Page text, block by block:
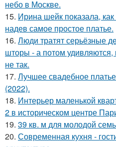
небо в Москве.
15. Ирина шейк показала,
надев самое простое платье.
16. Люди тратят серьёзные
шторы - а потом удивляются,
не так.
17. Лучшее свадебное
(2022).
18. Интерьер маленькой
2 в историческом центре
19. 39 кв. м для молодой
20. Современная кухня -